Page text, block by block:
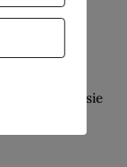
unser
die
sie so, weil sie
ist.